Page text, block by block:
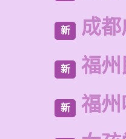
新 成
新 福
新 福